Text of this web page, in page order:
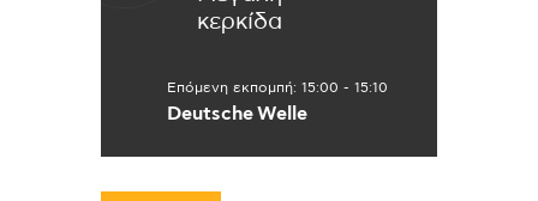
κερκίδα
Επόμενη εκπομπή: 15:00 - 15:10
Deutsche Welle